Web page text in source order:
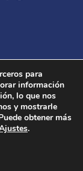
para
información
lo que nos
y mostrarle
obtener más
.